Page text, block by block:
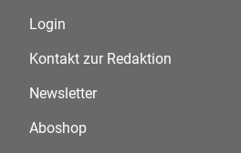
Login
Kontakt zur Redaktion
Newsletter
Aboshop